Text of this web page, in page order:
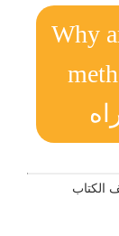
Why
الكتاب